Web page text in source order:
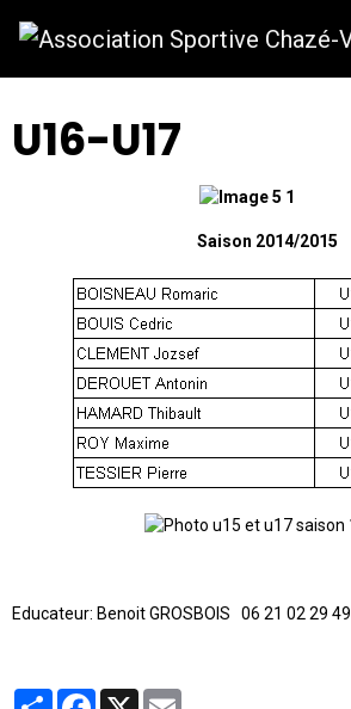
U16-U17
Saison 2014/2015
Educateur: Benoit GROSBOIS 06 21 02 29 49
PartagerFacebook
X